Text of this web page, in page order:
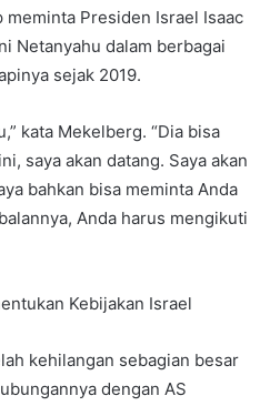
meminta Presiden Israel Isaac
Netanyahu dalam berbagai
sejak 2019.
kata Mekelberg. “Dia bisa
saya akan datang. Saya akan
bahkan bisa meminta Anda
Anda harus mengikuti
Kebijakan Israel
kehilangan sebagian besar
dengan AS